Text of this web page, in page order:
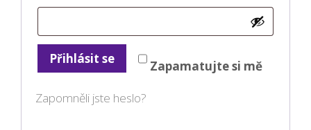
Zapamatujte si mě
Přihlásit se
Zapomněli jste heslo?